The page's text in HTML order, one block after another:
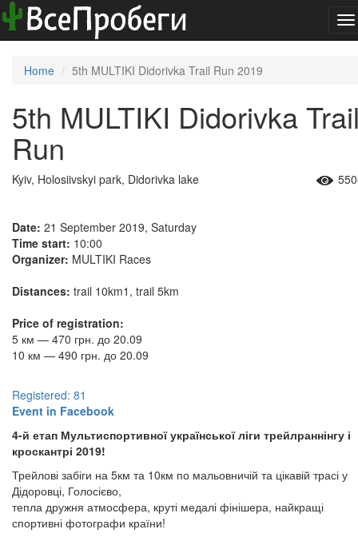
Home 5th MULTIKI Didorivka Trail Run 2019
5th MULTIKI Didorivka
Run
Kyiv, Holosiivskyi park, Didorivka lake
Date: 21 September 2019, Saturday
Time start: 10:00
Organizer: MULTIKI Races
Distances: trail 10km1, trail 5km
Price of registration:
5 км — 470 грн. до 20.09
​10 км — 490 грн. до 20.09
Registered: 81
Event in Facebook
4-й етап Мультиспортивної української ліги трейлраннінгу і
кроскантрі 2019!
Трейлові забіги на 5км та 10км по мальовничій та цікавій трасі у
Дідоровці, Голосієво,
тепла дружня атмосфера, круті медалі фінішера, найкращі
спортивні фотографи країни!